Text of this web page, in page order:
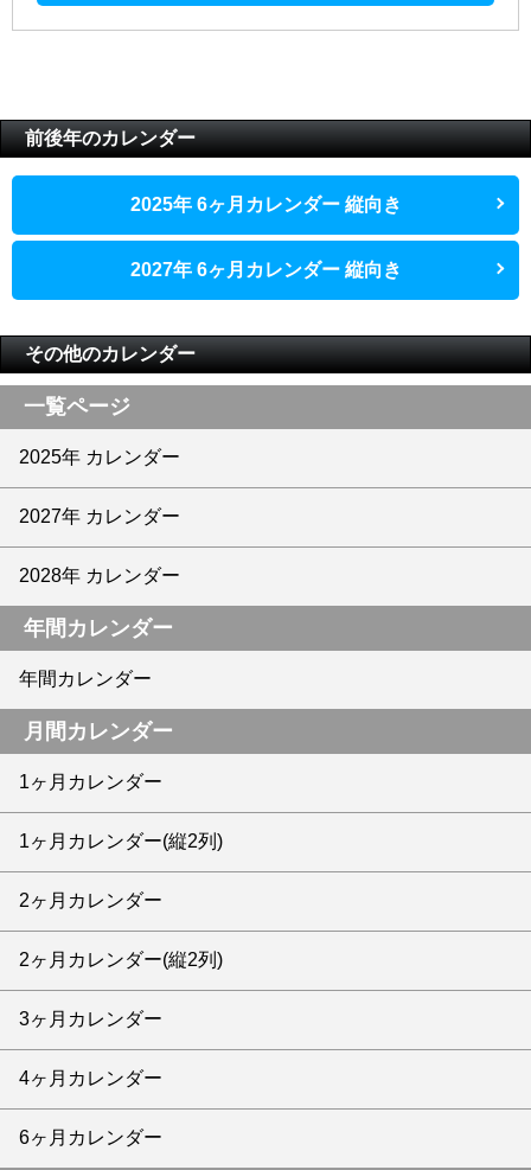
前後年のカレンダー
2025年 6ヶ月カレンダー 縦向き
2027年 6ヶ月カレンダー 縦向き
その他のカレンダー
一覧ページ
2025年 カレンダー
2027年 カレンダー
2028年 カレンダー
年間カレンダー
年間カレンダー
月間カレンダー
1ヶ月カレンダー
1ヶ月カレンダー(縦2列)
2ヶ月カレンダー
2ヶ月カレンダー(縦2列)
3ヶ月カレンダー
4ヶ月カレンダー
6ヶ月カレンダー